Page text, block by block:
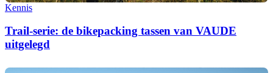
Kennis
Trail-serie: de bikepacking tassen van VAUDE
uitgelegd